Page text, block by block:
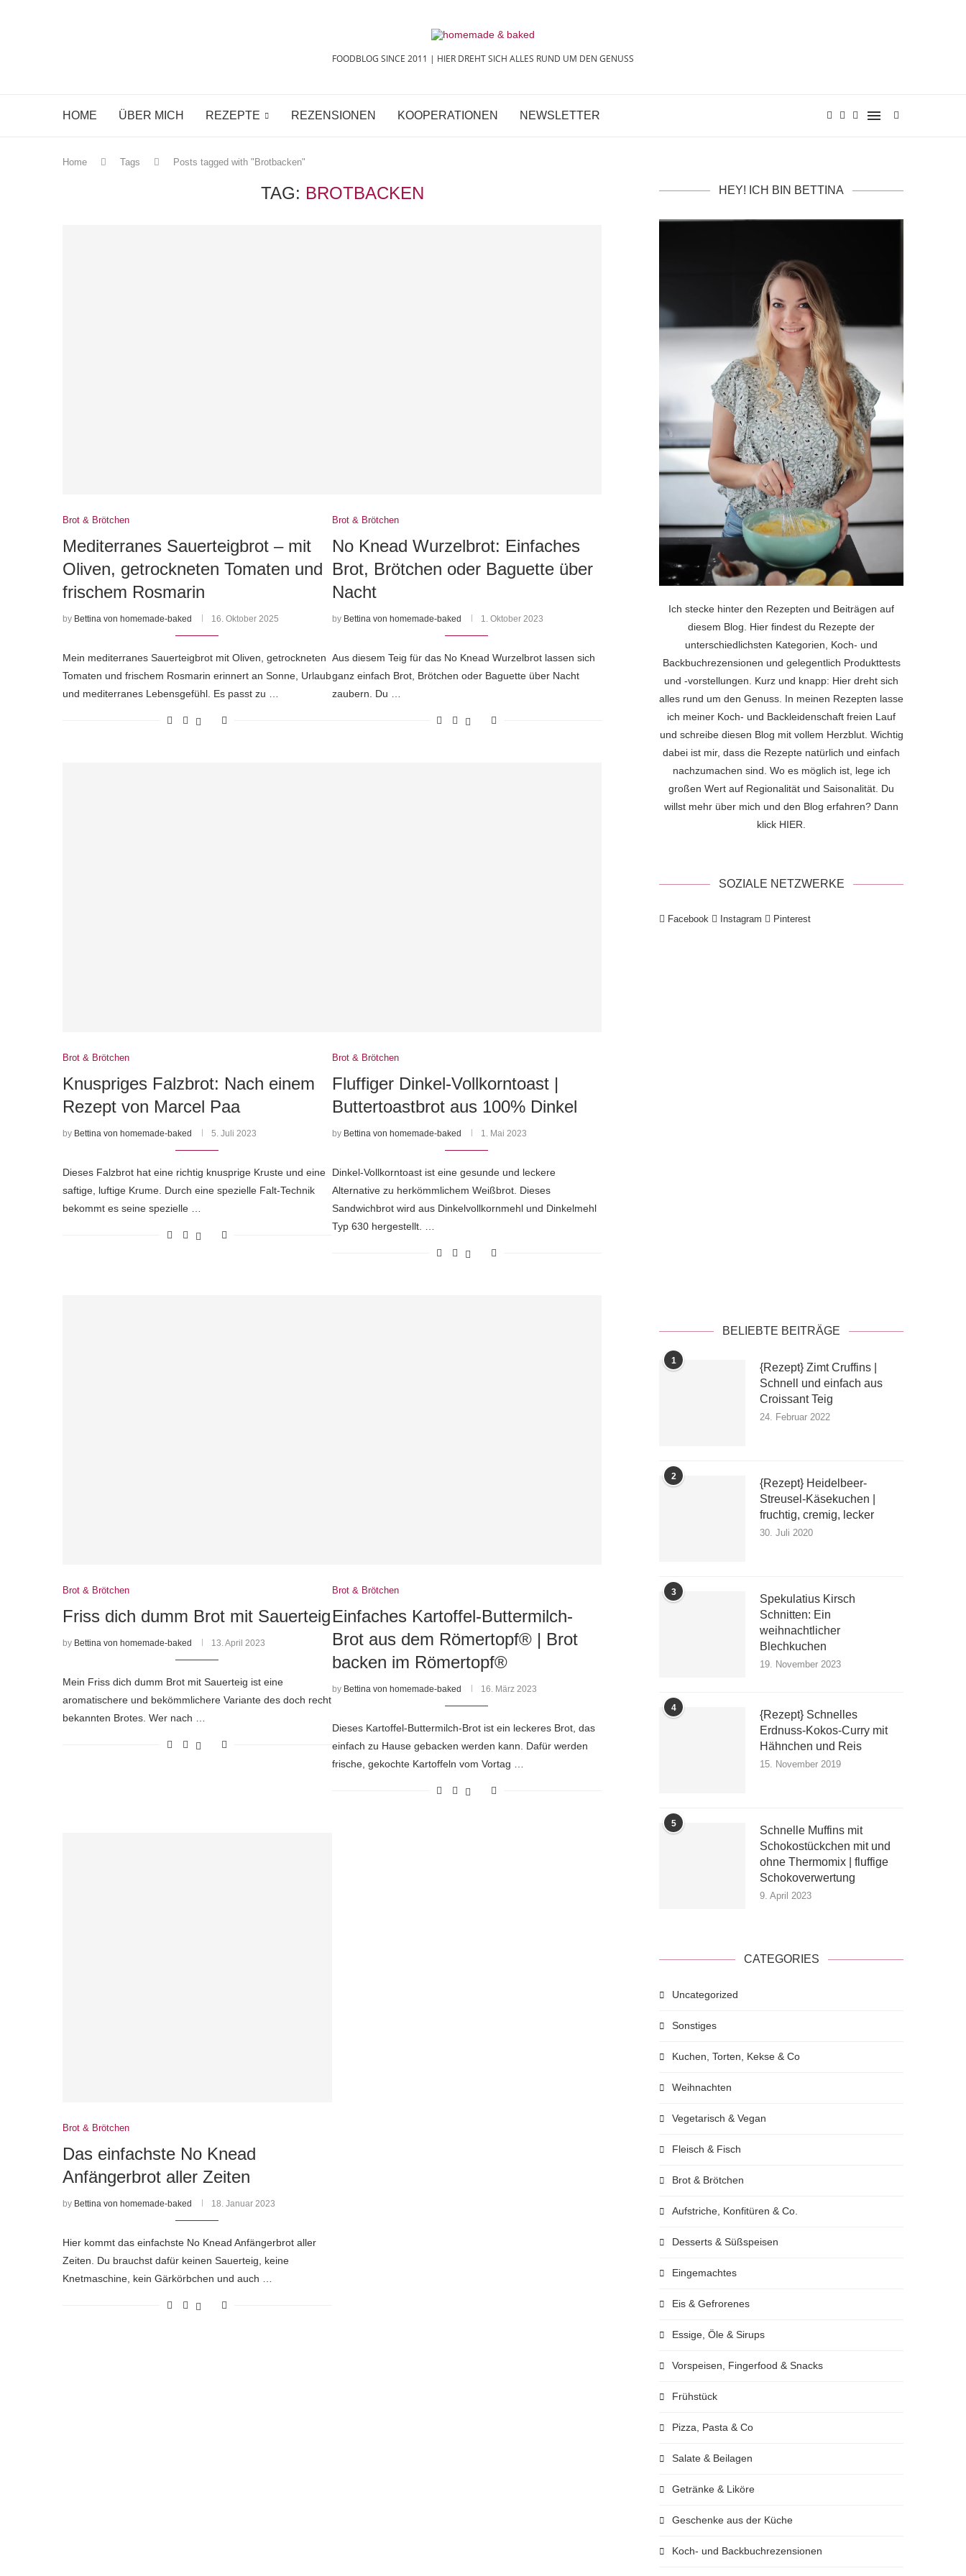
FOODBLOG SINCE 2011 | HIER DREHT SICH ALLES RUND UM DEN GENUSS
HOME ÜBER MICH REZEPTE REZENSIONEN KOOPERATIONEN NEWSLETTER
Home Tags Posts tagged with "Brotbacken"
TAG: BROTBACKEN
Brot & Brötchen
Mediterranes Sauerteigbrot – mit
Oliven, getrockneten Tomaten und
frischem Rosmarin
by Bettina von homemade-baked 16. Oktober 2025
Mein mediterranes Sauerteigbrot mit Oliven, getrockneten
Tomaten und frischem Rosmarin erinnert an Sonne, Urlaub
und mediterranes Lebensgefühl. Es passt zu …
Brot & Brötchen
No Knead Wurzelbrot: Einfaches
Brot, Brötchen oder Baguette über
Nacht
by Bettina von homemade-baked 1. Oktober 2023
Aus diesem Teig für das No Knead Wurzelbrot lassen sich
ganz einfach Brot, Brötchen oder Baguette über Nacht
zaubern. Du …
Brot & Brötchen
Knuspriges Falzbrot: Nach einem
Rezept von Marcel Paa
by Bettina von homemade-baked 5. Juli 2023
Dieses Falzbrot hat eine richtig knusprige Kruste und eine
saftige, luftige Krume. Durch eine spezielle Falt-Technik
bekommt es seine spezielle …
Brot & Brötchen
Fluffiger Dinkel-Vollkorntoast |
Buttertoastbrot aus 100% Dinkel
by Bettina von homemade-baked 1. Mai 2023
Dinkel-Vollkorntoast ist eine gesunde und leckere
Alternative zu herkömmlichem Weißbrot. Dieses
Sandwichbrot wird aus Dinkelvollkornmehl und Dinkelmehl
Typ 630 hergestellt. …
Brot & Brötchen
Friss dich dumm Brot mit Sauerteig
by Bettina von homemade-baked 13. April 2023
Mein Friss dich dumm Brot mit Sauerteig ist eine
aromatischere und bekömmlichere Variante des doch recht
bekannten Brotes. Wer nach …
Brot & Brötchen
Einfaches Kartoffel-Buttermilch-
Brot aus dem Römertopf® | Brot
backen im Römertopf®
by Bettina von homemade-baked 16. März 2023
Dieses Kartoffel-Buttermilch-Brot ist ein leckeres Brot, das
einfach zu Hause gebacken werden kann. Dafür werden
frische, gekochte Kartoffeln vom Vortag …
Brot & Brötchen
Das einfachste No Knead
Anfängerbrot aller Zeiten
by Bettina von homemade-baked 18. Januar 2023
Hier kommt das einfachste No Knead Anfängerbrot aller
Zeiten. Du brauchst dafür keinen Sauerteig, keine
Knetmaschine, kein Gärkörbchen und auch …
HEY! ICH BIN BETTINA
Ich stecke hinter den Rezepten und Beiträgen auf
diesem Blog. Hier findest du Rezepte der
unterschiedlichsten Kategorien, Koch- und
Backbuchrezensionen und gelegentlich Produkttests
und -vorstellungen. Kurz und knapp: Hier dreht sich
alles rund um den Genuss. In meinen Rezepten lasse
ich meiner Koch- und Backleidenschaft freien Lauf
und schreibe diesen Blog mit vollem Herzblut. Wichtig
dabei ist mir, dass die Rezepte natürlich und einfach
nachzumachen sind. Wo es möglich ist, lege ich
großen Wert auf Regionalität und Saisonalität. Du
willst mehr über mich und den Blog erfahren? Dann
klick HIER
SOZIALE NETZWERKE
Facebook Instagram Pinterest
BELIEBTE BEITRÄGE
1
{Rezept} Zimt Cruffins |
Schnell und einfach aus
Croissant Teig
24. Februar 2022
2
{Rezept} Heidelbeer-
Streusel-Käsekuchen |
fruchtig, cremig, lecker
30. Juli 2020
3
Spekulatius Kirsch
Schnitten: Ein
weihnachtlicher
Blechkuchen
19. November 2023
4
{Rezept} Schnelles
Erdnuss-Kokos-Curry mit
Hähnchen und Reis
15. November 2019
5
Schnelle Muffins mit
Schokostückchen mit und
ohne Thermomix | fluffige
Schokoverwertung
9. April 2023
CATEGORIES
Uncategorized
Sonstiges
Kuchen, Torten, Kekse & Co
Weihnachten
Vegetarisch & Vegan
Fleisch & Fisch
Brot & Brötchen
Aufstriche, Konfitüren & Co.
Desserts & Süßspeisen
Eingemachtes
Eis & Gefrorenes
Essige, Öle & Sirups
Vorspeisen, Fingerfood & Snacks
Frühstück
Pizza, Pasta & Co
Salate & Beilagen
Getränke & Liköre
Geschenke aus der Küche
Koch- und Backbuchrezensionen